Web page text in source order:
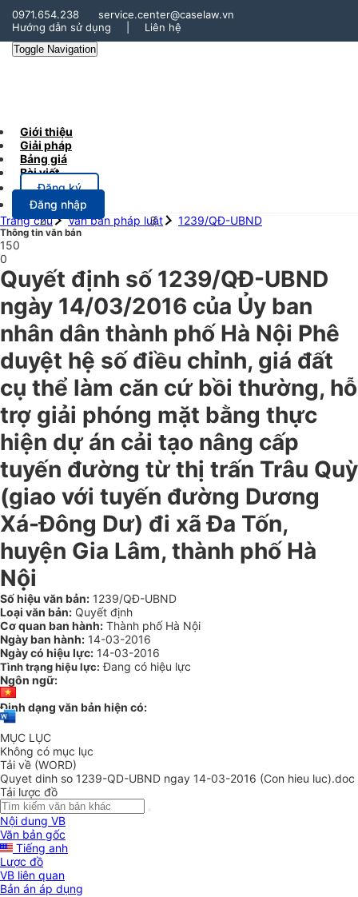
0971.654.238
service.center@caselaw.vn
Hướng dẫn sử dụng
Liên hệ
Toggle Navigation
Giới thiệu
Giải pháp
Bảng giá
Bài viết
Đăng ký
Đăng nhập
Trang chủ
Văn bản pháp luật 1239/QĐ-UBND
Thông tin văn bản
150
0
Quyết định số 1239/QĐ-UBND
ngày 14/03/2016 của Ủy ban
nhân dân thành phố Hà Nội Phê
duyệt hệ số điều chỉnh, giá đất
cụ thể làm căn cứ bồi thường, hỗ
trợ giải phóng mặt bằng thực
hiện dự án cải tạo nâng cấp
tuyến đường từ thị trấn Trâu Quỳ
(giao với tuyến đường Dương
Xá-Đông Dư) đi xã Đa Tốn,
huyện Gia Lâm, thành phố Hà
Nội
Số hiệu văn bản: 1239/QĐ-UBND
Loại văn bản: Quyết định
Cơ quan ban hành: Thành phố Hà Nội
Ngày ban hành: 14-03-2016
Ngày có hiệu lực: 14-03-2016
Tình trạng hiệu lực: Đang có hiệu lực
Ngôn ngữ:
Định dạng văn bản hiện có:
MỤC LỤC
Không có mục lục
Tải về (WORD)
Quyet dinh so 1239-QD-UBND ngay 14-03-2016 (Con hieu luc).doc
Tải lược đồ
Nội dung VB
Văn bản gốc
Tiếng anh
Lược đồ
VB liên quan
Bản án áp dụng